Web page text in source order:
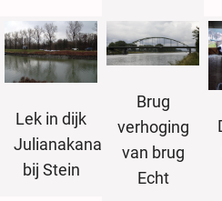
Lek in dijk
Julianakanaal
bij Stein
Brug
verhoging
van brug
Echt